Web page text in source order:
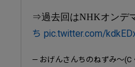
⇒過去回はNHKオンデ
ち pic.twitter.com/
— おげんさんちのねずみ～(C